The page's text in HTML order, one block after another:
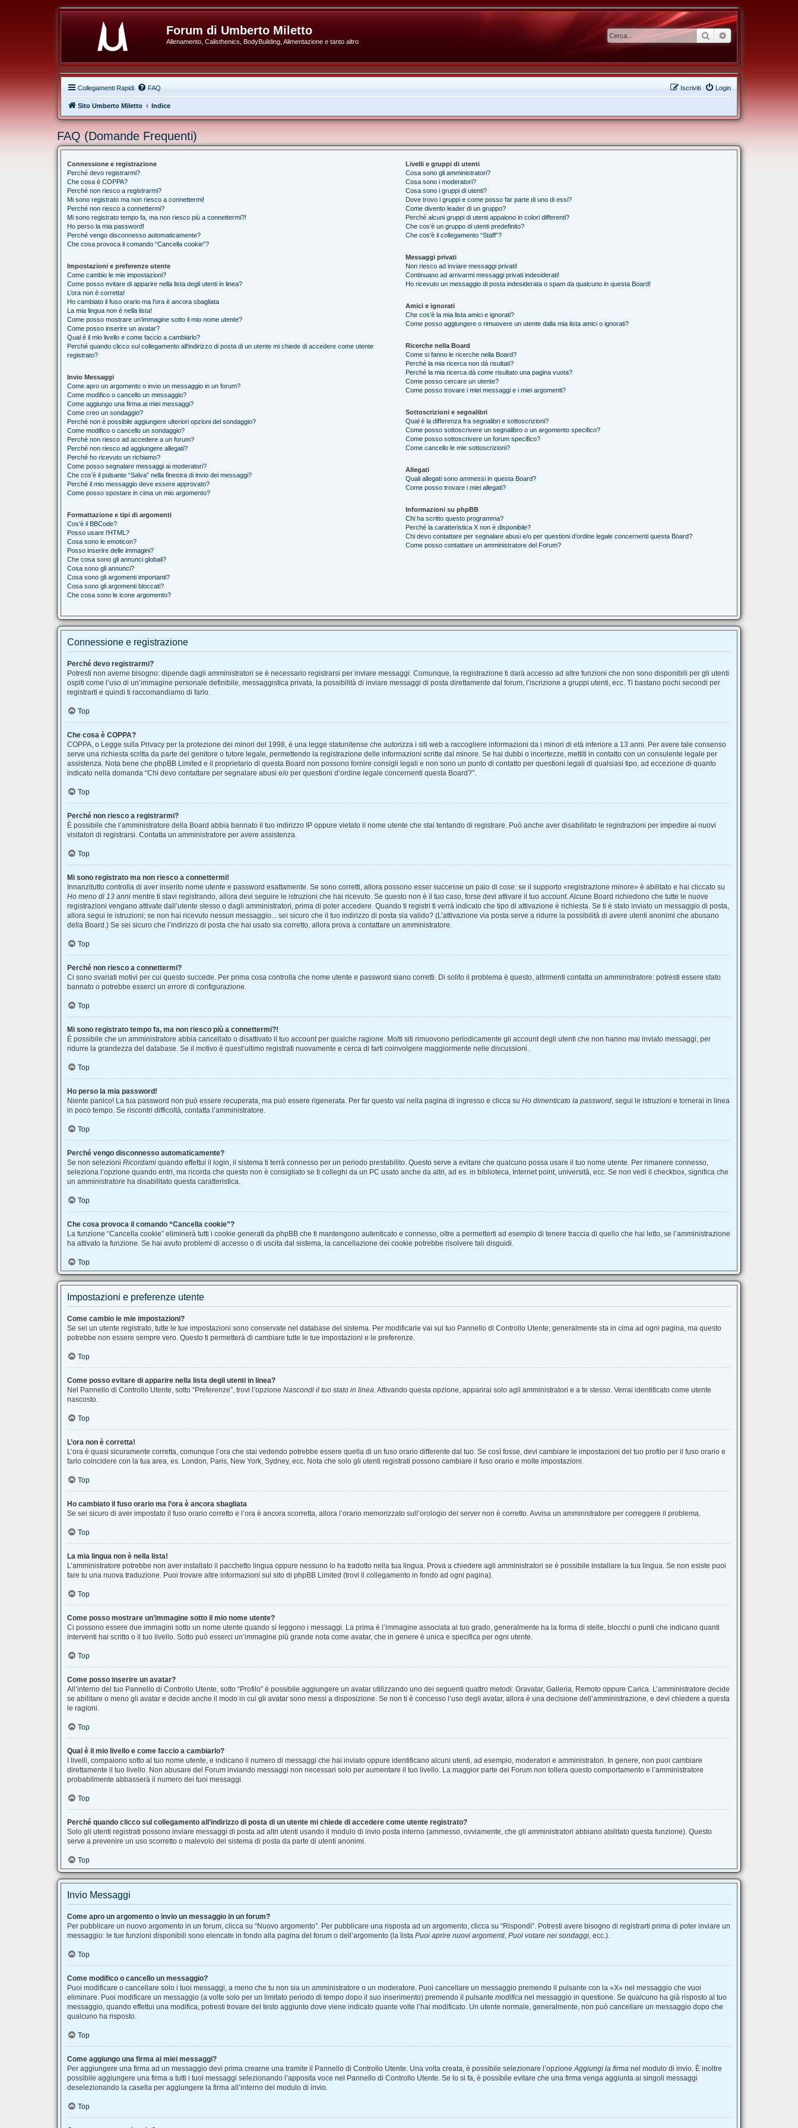
Forum di Umberto Miletto
Allenamento, Calisthenics, BodyBuilding, Alimentazione e tanto altro
Cerca Ricerca avanzata
Collegamenti Rapidi FAQ Login
Iscriviti
Sito Umberto Miletto Indice
FAQ (Domande Frequenti)
Connessione e registrazione
Perché devo registrarmi?
Che cosa è COPPA?
Perché non riesco a registrarmi?
Mi sono registrato ma non riesco a connettermi!
Perché non riesco a connettermi?
Mi sono registrato tempo fa, ma non riesco più a connettermi?!
Ho perso la mia password!
Perché vengo disconnesso automaticamente?
Che cosa provoca il comando “Cancella cookie”?
Impostazioni e preferenze utente
Come cambio le mie impostazioni?
Come posso evitare di apparire nella lista degli utenti in linea?
L’ora non è corretta!
Ho cambiato il fuso orario ma l’ora è ancora sbagliata
La mia lingua non è nella lista!
Come posso mostrare un’immagine sotto il mio nome utente?
Come posso inserire un avatar?
Qual è il mio livello e come faccio a cambiarlo?
Perché quando clicco sul collegamento all’indirizzo di posta di un utente mi chiede di accedere come utente
registrato?
Invio Messaggi
Come apro un argomento o invio un messaggio in un forum?
Come modifico o cancello un messaggio?
Come aggiungo una firma ai miei messaggi?
Come creo un sondaggio?
Perché non è possibile aggiungere ulteriori opzioni del sondaggio?
Come modifico o cancello un sondaggio?
Perché non riesco ad accedere a un forum?
Perché non riesco ad aggiungere allegati?
Perché ho ricevuto un richiamo?
Come posso segnalare messaggi ai moderatori?
Che cos’è il pulsante “Salva” nella finestra di invio dei messaggi?
Perché il mio messaggio deve essere approvato?
Come posso spostare in cima un mio argomento?
Formattazione e tipi di argomenti
Cos’è il BBCode?
Posso usare l’HTML?
Cosa sono le emoticon?
Posso inserire delle immagini?
Che cosa sono gli annunci globali?
Cosa sono gli annunci?
Cosa sono gli argomenti importanti?
Cosa sono gli argomenti bloccati?
Che cosa sono le icone argomento?
Livelli e gruppi di utenti
Cosa sono gli amministratori?
Cosa sono i moderatori?
Cosa sono i gruppi di utenti?
Dove trovo i gruppi e come posso far parte di uno di essi?
Come divento leader di un gruppo?
Perché alcuni gruppi di utenti appaiono in colori differenti?
Che cos’è un gruppo di utenti predefinito?
Che cos’è il collegamento “Staff”?
Messaggi privati
Non riesco ad inviare messaggi privati!
Continuano ad arrivarmi messaggi privati indesiderati!
Ho ricevuto un messaggio di posta indesiderata o spam da qualcuno in questa Board!
Amici e ignorati
Che cos’è la mia lista amici e ignorati?
Come posso aggiungere o rimuovere un utente dalla mia lista amici o ignorati?
Ricerche nella Board
Come si fanno le ricerche nella Board?
Perché la mia ricerca non dà risultati?
Perché la mia ricerca dà come risultato una pagina vuota?
Come posso cercare un utente?
Come posso trovare i miei messaggi e i miei argomenti?
Sottoscrizioni e segnalibri
Qual è la differenza fra segnalibri e sottoscrizioni?
Come posso sottoscrivere un segnalibro o un argomento specifico?
Come posso sottoscrivere un forum specifico?
Come cancello le mie sottoscrizioni?
Allegati
Quali allegati sono ammessi in questa Board?
Come posso trovare i miei allegati?
Informazioni su phpBB
Chi ha scritto questo programma?
Perché la caratteristica X non è disponibile?
Chi devo contattare per segnalare abusi e/o per questioni d’ordine legale concernenti questa Board?
Come posso contattare un amministratore del Forum?
Connessione e registrazione
Perché devo registrarmi?
Potresti non averne bisogno: dipende dagli amministratori se è necessario registrarsi per inviare messaggi. Comunque, la registrazione ti darà accesso ad altre funzioni che non sono disponibili per gli utenti
ospiti come l’uso di un’immagine personale definibile, messaggistica privata, la possibilità di inviare messaggi di posta direttamente dal forum, l’iscrizione a gruppi utenti, ecc. Ti bastano pochi secondi per
registrarti e quindi ti raccomandiamo di farlo.
Top
Che cosa è COPPA?
COPPA, o Legge sulla Privacy per la protezione dei minori del 1998, è una legge statunitense che autorizza i siti web a raccogliere informazioni da i minori di età inferiore a 13 anni. Per avere tale consenso
serve una richiesta scritta da parte del genitore o tutore legale, permettendo la registrazione delle informazioni scritte dal minore. Se hai dubbi o incertezze, mettiti in contatto con un consulente legale per
assistenza. Nota bene che phpBB Limited e il proprietario di questa Board non possono fornire consigli legali e non sono un punto di contatto per questioni legali di qualsiasi tipo, ad eccezione di quanto
indicato nella domanda “Chi devo contattare per segnalare abusi e/o per questioni d’ordine legale concernenti questa Board?”.
Top
Perché non riesco a registrarmi?
È possibile che l’amministratore della Board abbia bannato il tuo indirizzo IP oppure vietato il nome utente che stai tentando di registrare. Può anche aver disabilitato le registrazioni per impedire ai nuovi
visitatori di registrarsi. Contatta un amministratore per avere assistenza.
Top
Mi sono registrato ma non riesco a connettermi!
Innanzitutto controlla di aver inserito nome utente e password esattamente. Se sono corretti, allora possono esser successe un paio di cose: se il supporto «registrazione minore» è abilitato e hai cliccato su
Ho meno di 13 anni mentre ti stavi registrando, allora devi seguire le istruzioni che hai ricevuto. Se questo non è il tuo caso, forse devi attivare il tuo account. Alcune Board richiedono che tutte le nuove
registrazioni vengano attivate dall’utente stesso o dagli amministratori, prima di poter accedere. Quando ti registri ti verrà indicato che tipo di attivazione è richiesta. Se ti è stato inviato un messaggio di posta,
allora segui le istruzioni; se non hai ricevuto nessun messaggio... sei sicuro che il tuo indirizzo di posta sia valido? (L’attivazione via posta serve a ridurre la possibilità di avere utenti anonimi che abusano
della Board.) Se sei sicuro che l’indirizzo di posta che hai usato sia corretto, allora prova a contattare un amministratore.
Top
Perché non riesco a connettermi?
Ci sono svariati motivi per cui questo succede. Per prima cosa controlla che nome utente e password siano corretti. Di solito il problema è questo, altrimenti contatta un amministratore: potresti essere stato
bannato o potrebbe esserci un errore di configurazione.
Top
Mi sono registrato tempo fa, ma non riesco più a connettermi?!
È possibile che un amministratore abbia cancellato o disattivato il tuo account per qualche ragione. Molti siti rimuovono periodicamente gli account degli utenti che non hanno mai inviato messaggi, per
ridurre la grandezza del database. Se il motivo è quest’ultimo registrati nuovamente e cerca di farti coinvolgere maggiormente nelle discussioni.
Top
Ho perso la mia password!
Niente panico! La tua password non può essere recuperata, ma può essere rigenerata. Per far questo vai nella pagina di ingresso e clicca su Ho dimenticato la password, segui le istruzioni e tornerai in linea
in poco tempo. Se riscontri difficoltà, contatta l’amministratore.
Top
Perché vengo disconnesso automaticamente?
Se non selezioni Ricordami quando effettui il login, il sistema ti terrà connesso per un periodo prestabilito. Questo serve a evitare che qualcuno possa usare il tuo nome utente. Per rimanere connesso,
seleziona l’opzione quando entri, ma ricorda che questo non è consigliato se ti colleghi da un PC usato anche da altri, ad es. in biblioteca, Internet point, università, ecc. Se non vedi il checkbox, significa che
un amministratore ha disabilitato questa caratteristica.
Top
Che cosa provoca il comando “Cancella cookie”?
La funzione “Cancella cookie” eliminerà tutti i cookie generati da phpBB che ti mantengono autenticato e connesso, oltre a permetterti ad esempio di tenere traccia di quello che hai letto, se l’amministrazione
ha attivato la funzione. Se hai avuto problemi di accesso o di uscita dal sistema, la cancellazione dei cookie potrebbe risolvere tali disguidi.
Top
Impostazioni e preferenze utente
Come cambio le mie impostazioni?
Se sei un utente registrato, tutte le tue impostazioni sono conservate nel database del sistema. Per modificarle vai sul tuo Pannello di Controllo Utente; generalmente sta in cima ad ogni pagina, ma questo
potrebbe non essere sempre vero. Questo ti permetterà di cambiare tutte le tue impostazioni e le preferenze.
Top
Come posso evitare di apparire nella lista degli utenti in linea?
Nel Pannello di Controllo Utente, sotto “Preferenze”, trovi l’opzione Nascondi il tuo stato in linea. Attivando questa opzione, apparirai solo agli amministratori e a te stesso. Verrai identificato come utente
nascosto.
Top
L’ora non è corretta!
L’ora è quasi sicuramente corretta, comunque l’ora che stai vedendo potrebbe essere quella di un fuso orario differente dal tuo. Se così fosse, devi cambiare le impostazioni del tuo profilo per il fuso orario e
farlo coincidere con la tua area, es. London, Paris, New York, Sydney, ecc. Nota che solo gli utenti registrati possono cambiare il fuso orario e molte impostazioni.
Top
Ho cambiato il fuso orario ma l’ora è ancora sbagliata
Se sei sicuro di aver impostato il fuso orario corretto e l’ora è ancora scorretta, allora l’orario memorizzato sull’orologio del server non è corretto. Avvisa un amministratore per correggere il problema.
Top
La mia lingua non è nella lista!
L’amministratore potrebbe non aver installato il pacchetto lingua oppure nessuno lo ha tradotto nella tua lingua. Prova a chiedere agli amministratori se è possibile installare la tua lingua. Se non esiste puoi
fare tu una nuova traduzione. Puoi trovare altre informazioni sul sito di phpBB Limited (trovi il collegamento in fondo ad ogni pagina).
Top
Come posso mostrare un’immagine sotto il mio nome utente?
Ci possono essere due immagini sotto un nome utente quando si leggono i messaggi. La prima è l’immagine associata al tuo grado, generalmente ha la forma di stelle, blocchi o punti che indicano quanti
interventi hai scritto o il tuo livello. Sotto può esserci un’immagine più grande nota come avatar, che in genere è unica e specifica per ogni utente.
Top
Come posso inserire un avatar?
All’interno del tuo Pannello di Controllo Utente, sotto “Profilo” è possibile aggiungere un avatar utilizzando uno dei seguenti quattro metodi: Gravatar, Galleria, Remoto oppure Carica. L’amministratore decide
se abilitare o meno gli avatar e decide anche il modo in cui gli avatar sono messi a disposizione. Se non ti è concesso l’uso degli avatar, allora è una decisione dell’amministrazione, e devi chiedere a questa
le ragioni.
Top
Qual è il mio livello e come faccio a cambiarlo?
I livelli, compaiono sotto al tuo nome utente, e indicano il numero di messaggi che hai inviato oppure identificano alcuni utenti, ad esempio, moderatori e amministratori. In genere, non puoi cambiare
direttamente il tuo livello. Non abusare del Forum inviando messaggi non necessari solo per aumentare il tuo livello. La maggior parte dei Forum non tollera questo comportamento e l’amministratore
probabilmente abbasserà il numero dei tuoi messaggi.
Top
Perché quando clicco sul collegamento all’indirizzo di posta di un utente mi chiede di accedere come utente registrato?
Solo gli utenti registrati possono inviare messaggi di posta ad altri utenti usando il modulo di invio posta interno (ammesso, ovviamente, che gli amministratori abbiano abilitato questa funzione). Questo
serve a prevenire un uso scorretto o malevolo del sistema di posta da parte di utenti anonimi.
Top
Invio Messaggi
Come apro un argomento o invio un messaggio in un forum?
Per pubblicare un nuovo argomento in un forum, clicca su “Nuovo argomento”. Per pubblicare una risposta ad un argomento, clicca su “Rispondi”. Potresti avere bisogno di registrarti prima di poter inviare un
messaggio: le tue funzioni disponibili sono elencate in fondo alla pagina del forum o dell’argomento (la lista Puoi aprire nuovi argomenti, Puoi votare nei sondaggi, ecc.).
Top
Come modifico o cancello un messaggio?
Puoi modificare o cancellare solo i tuoi messaggi, a meno che tu non sia un amministratore o un moderatore. Puoi cancellare un messaggio premendo il pulsante con la «X» nel messaggio che vuoi
eliminare. Puoi modificare un messaggio (a volte solo per un limitato periodo di tempo dopo il suo inserimento) premendo il pulsante modifica nel messaggio in questione. Se qualcuno ha già risposto al tuo
messaggio, quando effettui una modifica, potresti trovare del testo aggiunto dove viene indicato quante volte l’hai modificato. Un utente normale, generalmente, non può cancellare un messaggio dopo che
qualcuno ha risposto.
Top
Come aggiungo una firma ai miei messaggi?
Per aggiungere una firma ad un messaggio devi prima crearne una tramite il Pannello di Controllo Utente. Una volta creata, è possibile selezionare l’opzioneAggiungi la firma nel modulo di invio. È inoltre
possibile aggiungere una firma a tutti i tuoi messaggi selezionando l’apposita voce nel Pannello di Controllo Utente. Se lo si fa, è possibile evitare che una firma venga aggiunta ai singoli messaggi
deselezionando la casella per aggiungere la firma all’interno del modulo di invio.
Top